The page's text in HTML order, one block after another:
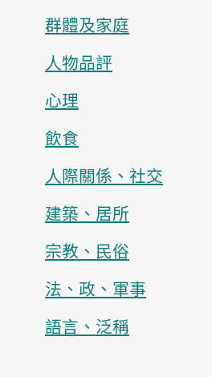
群體及家庭
人物品評
心理
飲食
人際關係、社交
建築、居所
宗教、民俗
法、政、軍事
語言、泛稱